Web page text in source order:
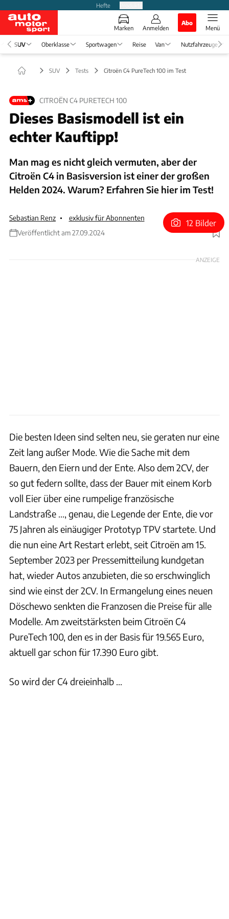
Hefte
Marken Anmelden
Abo
Menü
SUV Oberklasse Sportwagen Reise Van Nutzfahrzeuge
SUV Tests Citroën C4 PureTech 100 im Test
CITROËN C4 PURETECH 100
Dieses Basismodell ist ein
echter Kauftipp!
Man mag es nicht gleich vermuten, aber der
Citroën C4 in Basisversion ist einer der großen
Helden 2024. Warum? Erfahren Sie hier im Test!
Sebastian Renz
exklusiv für Abonnenten
Veröffentlicht am 27.09.2024
Foto: Rossen Gargolov
12 Bilder
ANZEIGE
Die besten Ideen sind selten neu, sie geraten nur eine
Zeit lang außer Mode. Wie die Sache mit dem
Bauern, den Eiern und der Ente. Also dem 2CV, der
so gut federn sollte, dass der Bauer mit einem Korb
voll Eier über eine rumpelige französische
Landstraße ..., genau, die Legende der Ente, die vor
75 Jahren als einäugiger Prototyp TPV startete. Und
die nun eine Art Restart erlebt, seit Citroën am 15.
September 2023 per Pressemitteilung kundgetan
hat, wieder Autos anzubieten, die so erschwinglich
sind wie einst der 2CV. In Ermangelung eines neuen
Döschewo senkten die Franzosen die Preise für alle
Modelle. Am zweitstärksten beim Citroën C4
PureTech 100, den es in der Basis für 19.565 Euro,
aktuell gar schon für 17.390 Euro gibt.
So wird der C4 dreieinhalb ...